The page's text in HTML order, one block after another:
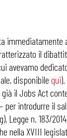
immediatamente
il
avevamo
disponibile qui
il Jobs Act
per introdurre il
Legge n. 183/
nella XVIII